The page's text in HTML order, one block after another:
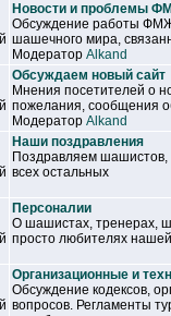
Новости и проблемы
Обсуждение работы
шашечного мира,
Модератор Alkand
Обсуждаем новый сайт
Мнения посетителей о
пожелания, сообщения
Модератор Alkand
Наши поздравления
Поздравляем шашистов,
всех остальных
Персоналии
О шашистах, тренерах,
просто любителях
Организационные и
Обсуждение кодексов,
вопросов. Регламенты